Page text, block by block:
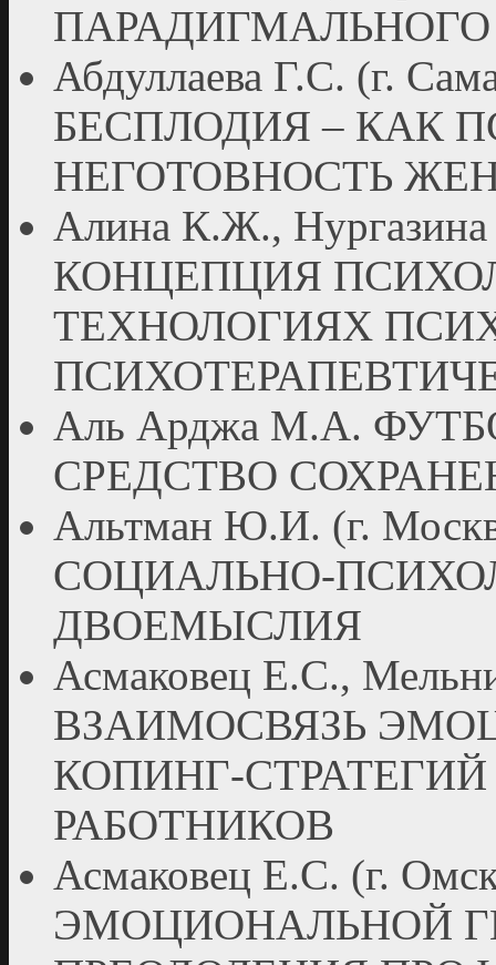
Абдуллаева Г.С. (г.
БЕСПЛОДИЯ – КАК
НЕГОТОВНОСТЬ
Алина К.Ж., Нургазина
КОНЦЕПЦИЯ
ТЕХНОЛОГИЯХ
Аль Арджа М.А.
СРЕДСТВО
Альтман Ю.И. (г.
СОЦИАЛЬНО-
ДВОЕМЫСЛИЯ
Асмаковец Е.С.,
ВЗАИМОСВЯЗЬ
КОПИНГ-
РАБОТНИКОВ
Асмаковец Е.С. (г.
ЭМОЦИОНАЛЬНОЙ